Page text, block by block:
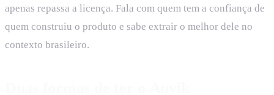
apenas repassa a licença. Fala com quem tem a confiança de
quem construiu o produto e sabe extrair o melhor dele no
contexto brasileiro.